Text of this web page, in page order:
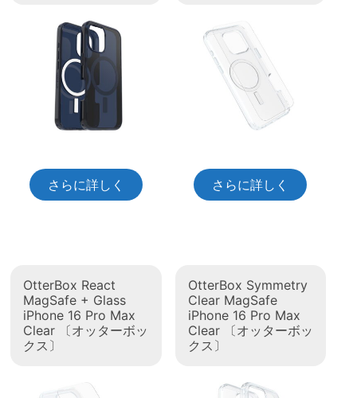
さらに詳しく さらに詳しく
OtterBox React
MagSafe + Glass
iPhone 16 Pro Max
Clear 〔オッターボッ
クス〕
OtterBox Symmetry
Clear MagSafe
iPhone 16 Pro Max
Clear 〔オッターボッ
クス〕